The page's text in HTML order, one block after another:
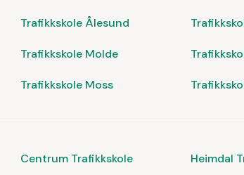
Trafikkskole Ålesund
Trafikkskole Molde
Trafikkskole Moss
Centrum Trafikkskole Heimdal